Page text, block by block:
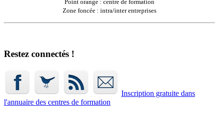
Point orange : centre de formation
Zone foncée : intra/inter entreprises
Restez connectés !
Inscription gratuite dans
l'annuaire des centres de formation